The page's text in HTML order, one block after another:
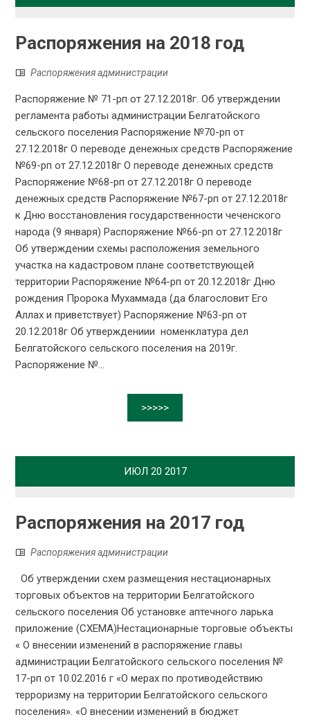
Распоряжения на 2018 год
Распоряжения администрации
Распоряжение № 71-рп от 27.12.2018г. Об утверждении
регламента работы администрации Белгатойского
сельского поселения Распоряжение №70-рп от
27.12.2018г О переводе денежных средств Распоряжение
№69-рп от 27.12.2018г О переводе денежных средств
Распоряжение №68-рп от 27.12.2018г О переводе
денежных средств Распоряжение №67-рп от 27.12.2018г
к Дню восстановления государственности чеченского
народа (9 января) Распоряжение №66-рп от 27.12.2018г
Об утверждении схемы расположения земельного
участка на кадастровом плане соответствующей
территории Распоряжение №64-рп от 20.12.2018г Дню
рождения Пророка Мухаммада (да благословит Его
Аллах и приветствует) Распоряжение №63-рп от
20.12.2018г Об утверждениии номенклатура дел
Белгатойского сельского поселения на 2019г.
Распоряжение №...
>>>>>
ИЮЛ 20 2017
Распоряжения на 2017 год
Распоряжения администрации
Об утверждении схем размещения нестационарных
торговых объектов на территории Белгатойского
сельского поселения Об установке аптечного ларька
приложение (СХЕМА)Нестационарные торговые объекты
« О внесении изменений в распоряжение главы
администрации Белгатойского сельского поселения №
17-рп от 10.02.2016 г «О мерах по противодействию
терроризму на территории Белгатойского сельского
поселения». «О внесении изменений в бюджет